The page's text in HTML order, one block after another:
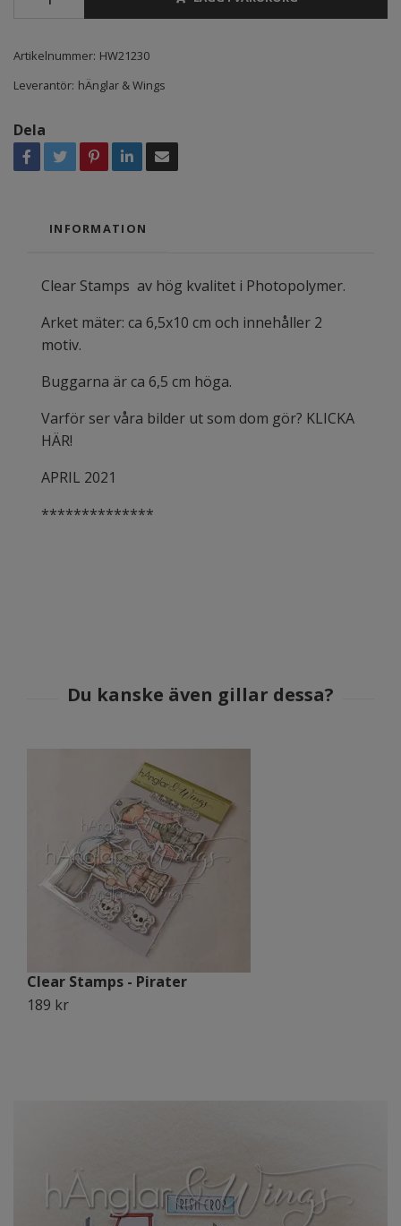
Artikelnummer: HW21230
Leverantör: hÄnglar & Wings
Dela
INFORMATION
Clear Stamps av hög kvalitet i Photopolymer.
Arket mäter: ca 6,5x10 cm och innehåller 2
motiv.
Buggarna är ca 6,5 cm höga.
Varför ser våra bilder ut som dom gör? KLICKA
HÄR!
APRIL 2021
**************
Clear Stamps - Pirater
189 kr